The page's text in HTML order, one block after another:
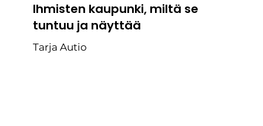
Ihmisten kaupunki, miltä se
tuntuu ja näyttää
Tarja Autio